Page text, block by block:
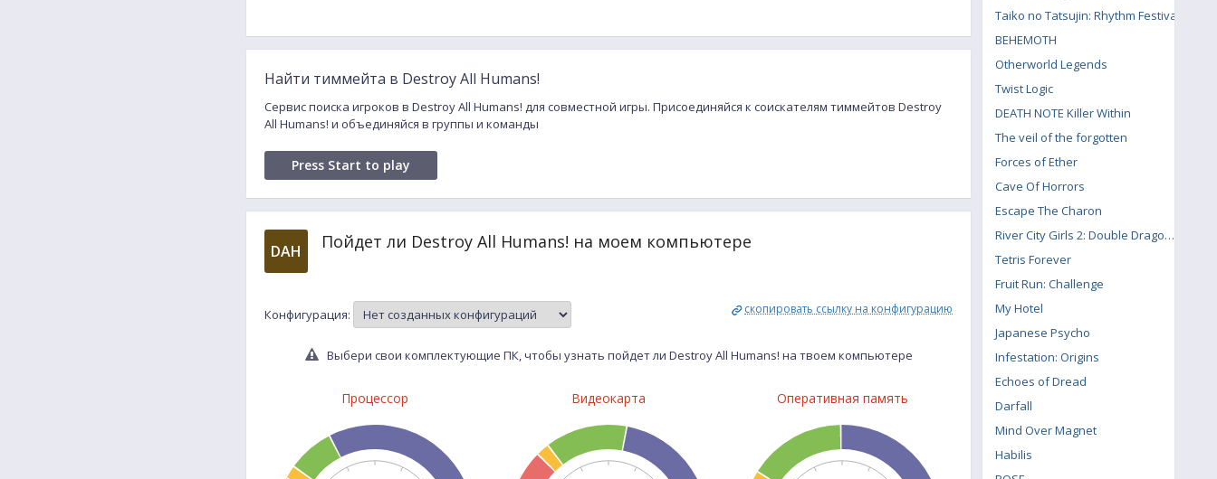
Найти тиммейта в Destroy All Humans!
Сервис поиска игроков в Destroy All Humans! для совместной игры. Присоединяйся к соискателям тиммейтов Destroy
All Humans! и объединяйся в группы и команды
Press Start to play
DAH Пойдет ли Destroy All Humans! на моем компьютере
Конфигурация: скопировать ссылку на конфигурацию
Выбери свои комплектующие ПК, чтобы узнать пойдет ли Destroy All Humans! на твоем компьютере
Процессор Видеокарта Оперативная память
Taiko no Tatsujin: Rhythm Festival
BEHEMOTH
Otherworld Legends
Twist Logic
DEATH NOTE Killer Within
The veil of the forgotten
Forces of Ether
Cave Of Horrors
Escape The Charon
River City Girls 2: Double Dragon DLC
Tetris Forever
Fruit Run: Challenge
My Hotel
Japanese Psycho
Infestation: Origins
Echoes of Dread
Darfall
Mind Over Magnet
Habilis